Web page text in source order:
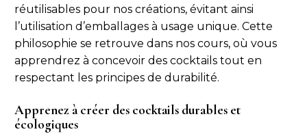
réutilisables pour nos créations, évitant ainsi
l’utilisation d’emballages à usage unique. Cette
philosophie se retrouve dans nos cours, où vous
apprendrez à concevoir des cocktails tout en
respectant les principes de durabilité.
Apprenez à créer des cocktails durables et
écologiques